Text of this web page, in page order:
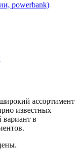
powerbank)
ассортимент
известных
в